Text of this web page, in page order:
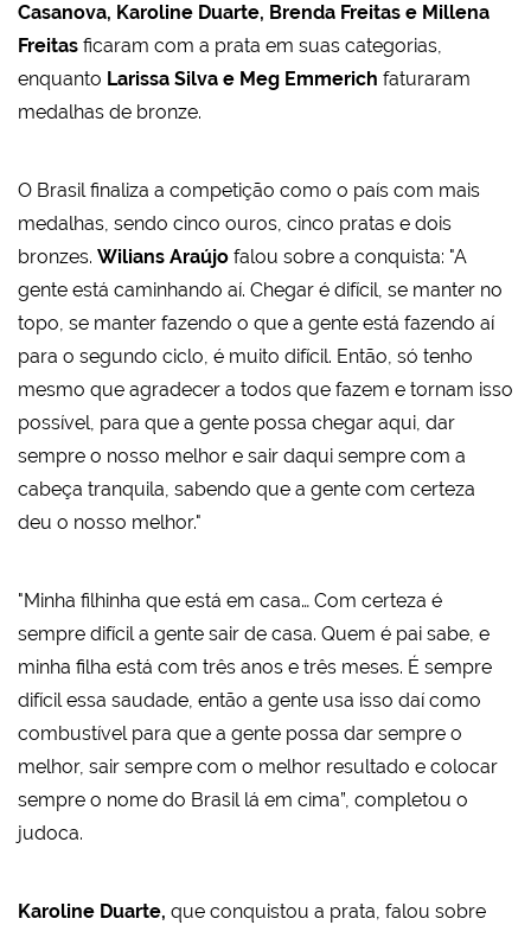
Casanova, Karoline Duarte, Brenda Freitas e Millena
Freitas ficaram com a prata em suas categorias,
enquanto Larissa Silva e Meg Emmerich faturaram
medalhas de bronze.
O Brasil finaliza a competição como o país com mais
medalhas, sendo cinco ouros, cinco pratas e dois
bronzes. Wilians Araújo falou sobre a conquista: "A
gente está caminhando aí. Chegar é difícil, se manter no
topo, se manter fazendo o que a gente está fazendo aí
para o segundo ciclo, é muito difícil. Então, só tenho
mesmo que agradecer a todos que fazem e tornam isso
possível, para que a gente possa chegar aqui, dar
sempre o nosso melhor e sair daqui sempre com a
cabeça tranquila, sabendo que a gente com certeza
deu o nosso melhor."
"Minha filhinha que está em casa… Com certeza é
sempre difícil a gente sair de casa. Quem é pai sabe, e
minha filha está com três anos e três meses. É sempre
difícil essa saudade, então a gente usa isso daí como
combustível para que a gente possa dar sempre o
melhor, sair sempre com o melhor resultado e colocar
sempre o nome do Brasil lá em cima”, completou o
judoca.
Karoline Duarte, que conquistou a prata, falou sobre